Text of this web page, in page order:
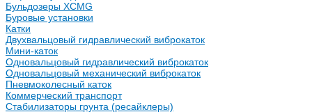
Бульдозеры XCMG
Буровые установки
Катки
Двухвальцовый гидравлический виброкаток
Мини-каток
Одновальцовый гидравлический виброкаток
Одновальцовый механический виброкаток
Пневмоколесный каток
Коммерческий транспорт
Стабилизаторы грунта (ресайклеры)